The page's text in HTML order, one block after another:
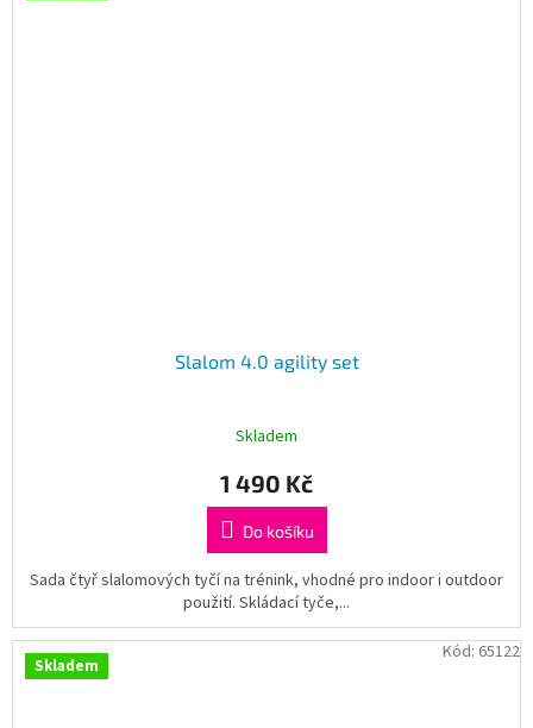
Slalom 4.0 agility set
Skladem
1 490 Kč
Do košíku
Sada čtyř slalomových tyčí na trénink, vhodné pro indoor i outdoor
použití. Skládací tyče,...
Skladem
Kód: 65122